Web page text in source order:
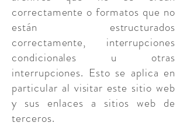
correctamente o formatos que no
están estructurados
correctamente, interrupciones
condicionales u otras
interrupciones. Esto se aplica en
particular al visitar este sitio web
y sus enlaces a sitios web de
terceros.